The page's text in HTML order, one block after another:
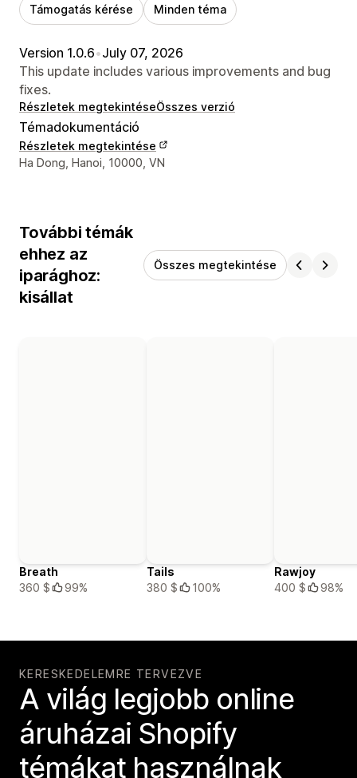
Támogatás kérése Minden téma
Version 1.0.6•July 07, 2026
This update includes various improvements and bug
fixes.
Részletek megtekintéseÖsszes verzió
Témadokumentáció
Részletek megtekintése
Dizájner kapcsolattartási adatai
Ha Dong, Hanoi, 10000, VN
További témák
ehhez az
iparághoz:
kisállat
Összes megtekintése
Breath
360 $
99%
Tails
380 $
100%
Rawjoy
400 $
98%
KERESKEDELEMRE TERVEZVE
A világ legjobb online
áruházai Shopify
témákat használnak